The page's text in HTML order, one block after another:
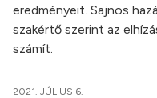
eredményeit. Sajnos
szakértő szerint az
számít.
2021. JÚLIUS 6.